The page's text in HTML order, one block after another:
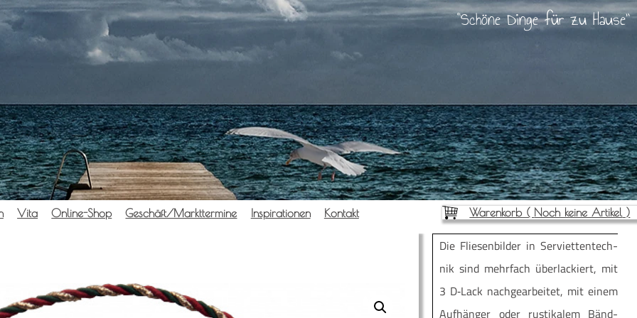
Schöne Dinge für zu Hause
Vita Online-Shop Geschäft/Markttermine Inspi­ra­tio­nen Kon­takt Warenkorb ( Noch keine Artikel )
Die Flie­sen­bil­der in Ser­vi­et­ten­tech­
nik sind mehr­fach über­la­ckiert, mit
3 D‑Lack nach­ge­ar­bei­tet, mit einem
Auf­hän­ger oder rus­ti­ka­lem Bänd­